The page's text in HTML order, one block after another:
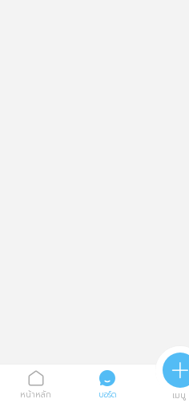

หน้าหลัก

บอร์ด

เมนู